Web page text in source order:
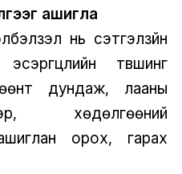
ашигла
нь сэтгэлзүйн
түвшинг
дундаж, лааны
хөдөлгөөний
орох, гарах